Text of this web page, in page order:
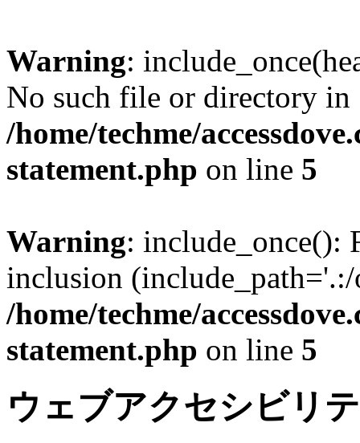
Warning:
No such file or directory in
/home/techme/
statement.php on line 5
Warning: include_once():
inclusion
/home/techme/
statement.php on line 5
ウェブアクセシビリ